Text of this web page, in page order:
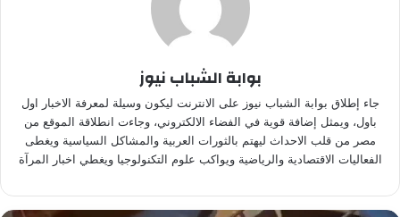
بوابة الشباب نيوز
جاء إطلاق بوابة الشباب نيوز على الانترنت ليكون وسيلة لمعرفة الاخبار اول
باول، ويمثل إضافة قوية في الفضاء الالكتروني، وجاءت انطلاقة الموقع من
مصر من قلب الاحداث ليهتم بالثورات العربية والمشاكل السياسية ويغطى
الفعاليات الاقتصادية والرياضية ويواكب علوم التكنولوجيا ويغطي اخبار المرآة